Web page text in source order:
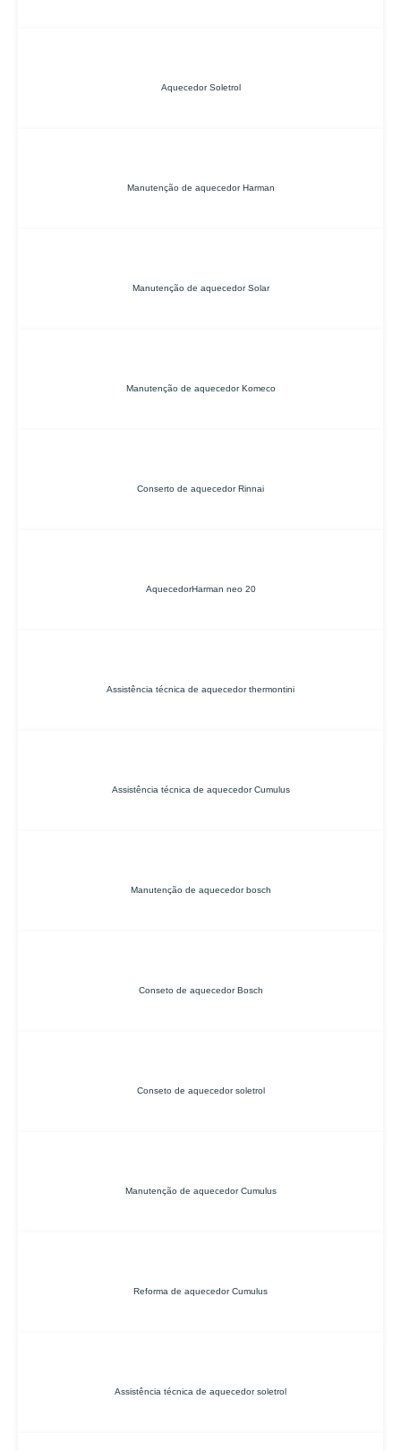
Aquecedor Soletrol
Manutenção de aquecedor Harman
Manutenção de aquecedor Solar
Manutenção de aquecedor Komeco
Conserto de aquecedor Rinnai
AquecedorHarman neo 20
Assistência técnica de aquecedor thermontini
Assistência técnica de aquecedor Cumulus
Manutenção de aquecedor bosch
Conseto de aquecedor Bosch
Conseto de aquecedor soletrol
Manutenção de aquecedor Cumulus
Reforma de aquecedor Cumulus
Assistência técnica de aquecedor soletrol